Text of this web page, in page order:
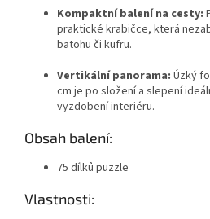
Kompaktní balení na cesty:
praktické krabičce, která
batohu či kufru.
Vertikální panorama: Úzký
cm je po složení a slepení
vyzdobení interiéru.
Obsah balení:
75 dílků puzzle
Vlastnosti: